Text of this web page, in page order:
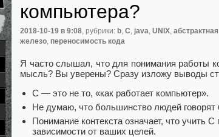
компьютера?
2018-10-19 в 9:08, рубрики: b, C, java, UNIX,
железо, переносимость кода
Я часто слышал, что для понимания работы
мысль? Вы уверены? Сразу изложу выводы
C — это не то, «как работает компьютер».
Не думаю, что большинство людей говорят
Понимание контекста означает, что учить
зависимости от ваших целей.